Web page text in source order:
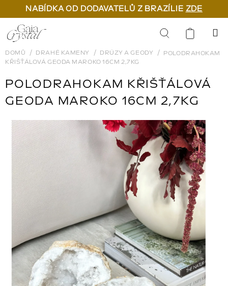
NABÍDKA OD DODAVATELŮ Z BRAZÍLIE ZDE
Přejít
na
obsah
Hledat
DOMŮ DRAHÉ KAMENY DRÚZY A GEODY
POLODRAHOKAM
KŘIŠŤÁLOVÁ GEODA MAROKO 16CM 2,7KG
POLODRAHOKAM KŘIŠŤÁLOVÁ
GEODA MAROKO 16CM 2,7KG